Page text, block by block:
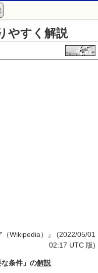
やすく解説
Wikipedia）』 (2022/05/01
02:17 UTC 版)
条件」の解説